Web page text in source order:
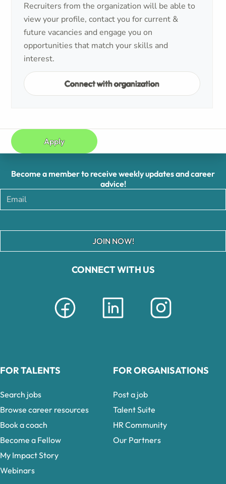
Recruiters from the organization will be able to
view your profile, contact you for current &
future vacancies and engage you on
opportunities that match your skills and
interest.
Connect with organization
Apply
CONNECT WITH US
Become a member to receive weekly updates and career
advice!
JOIN NOW!
FOR TALENTS
Search jobs
Browse career resources
Book a coach
Become a Fellow
My Impact Story
Webinars
FOR ORGANISATIONS
Post a job
Talent Suite
HR Community
Our Partners